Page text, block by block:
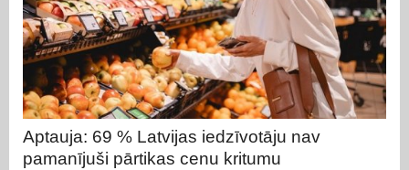
Aptauja: 69 % Latvijas iedzīvotāju nav
pamanījuši pārtikas cenu kritumu